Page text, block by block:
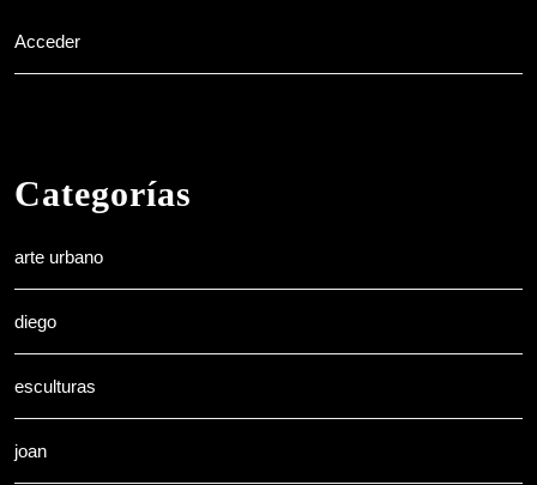
Acceder
Categorías
arte urbano
diego
esculturas
joan